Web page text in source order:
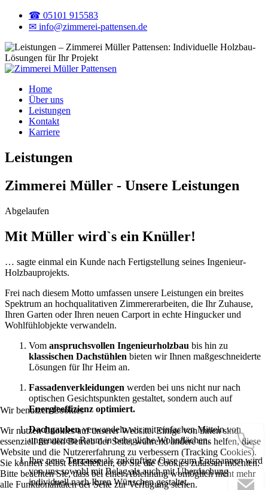
☎ 05101 915583
✉ info@zimmerei-pattensen.de
Home
Über uns
Leistungen
Kontakt
Karriere
Leistungen
Zimmerei Müller - Unsere Leistungen
Abgelaufen
Mit Müller wird`s ein Knüller!
… sagte einmal ein Kunde nach Fertigstellung seines Ingenieur-
Holzbauprojekts.
Frei nach diesem Motto umfassen unsere Leistungen ein breites
Spektrum an hochqualitativen Zimmererarbeiten, die Ihr Zuhause,
Ihren Garten oder Ihren neuen Carport in echte Hingucker und
Wohlfühlobjekte verwandeln.
Vom anspruchsvollen Ingenieurholzbau bis hin zu
klassischen Dachstühlen bieten wir Ihnen maßgeschneiderte
Lösungen für Ihr Heim an.
Fassadenverkleidungen werden bei uns nicht nur nach
optischen Gesichtspunkten gestaltet, sondern auch auf
Energieeffizienz optimiert.
Dachgaubenverwandeln wir mit einfachen Mitteln von
ungenutztem Raum in behagliche Wohnflächen.
Ihre neueTerrasseals zukünftige Oase zum Entspannen wird
von uns sowohl mit Belag als auch mit Überdachung
individuell nach Ihren Wünschen gestaltet.
Wir benutzen Cookies
Wir nutzen Cookies auf unserer Website. Einige von ihnen sind
essenziell für den Betrieb der Seite, während andere uns helfen, diese
Website und die Nutzererfahrung zu verbessern (Tracking Cookies).
Sie können selbst entscheiden, ob Sie die Cookies zulassen möchten.
Bitte beachten Sie, dass bei einer Ablehnung womöglich nicht mehr
alle Funktionalitäten der Seite zur Verfügung stehen.